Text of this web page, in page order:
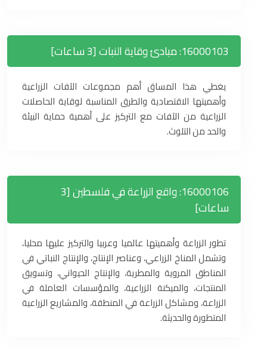
16000103: مبادئ وقاية النبات [3 ساعات]
يغطي هذا المساق أهم مجموعات الآفات الزراعية
وأهميتها الاقتصادية والطرق المناسبة لوقاية الحاصلات
الزراعية من الآفات مع التركيز على أهمية حماية البيئة
والحد من التلوث.
16000106: واقع الزراعة في فلسطين [3
ساعات]
تطور الزراعة وأهميتها عالميا وعربيا والتركيز عليها محليا،
وتشمل المناخ الزراعي، وعناصر الإنتاج، والإنتاج النباتي في
المناطق المروية والمطرية، والإنتاج الحيواني، وتسويق
المنتجات، والميكنة الزراعية، والمؤسسات العاملة في
الزراعة، ومشاكل الزراعة في المنطقة، والمشاريع الزراعية
المتطورة والحديثة.